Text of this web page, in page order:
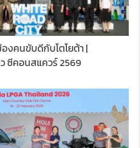
งคนขับดีกับโตโยต้า |
ซีคอนสแควร์ 2569